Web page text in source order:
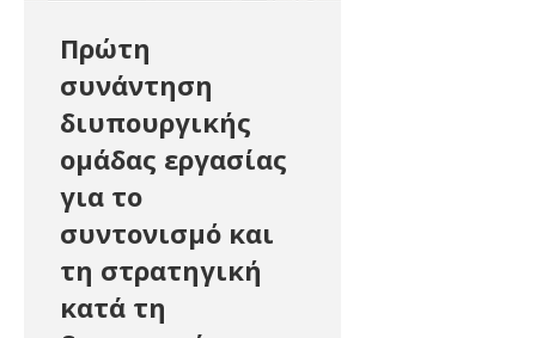
Πρώτη
συνάντηση
διυπουργικής
ομάδας εργασίας
για το
συντονισμό και
τη στρατηγική
κατά τη